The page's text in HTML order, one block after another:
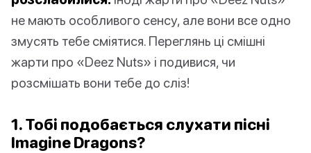
не мають особливого сенсу, але вони все одно
змусять тебе сміятися. Переглянь ці смішні
жарти про «Deez Nuts» і подивися, чи
розсмішать вони тебе до сліз!
1. Тобі подобається слухати пісні
Imagine Dragons?